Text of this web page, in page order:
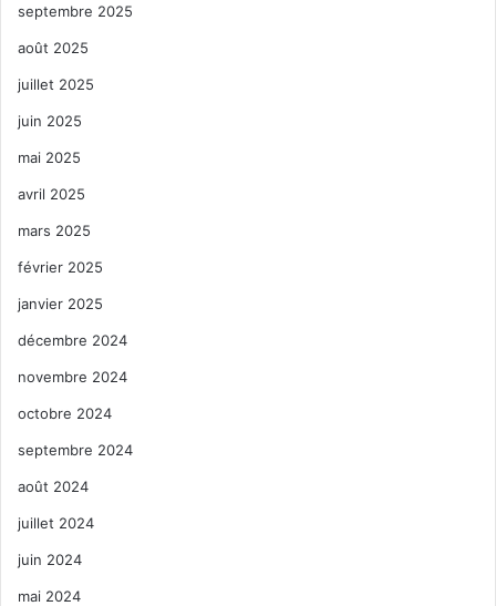
septembre 2025
août 2025
juillet 2025
juin 2025
mai 2025
avril 2025
mars 2025
février 2025
janvier 2025
décembre 2024
novembre 2024
octobre 2024
septembre 2024
août 2024
juillet 2024
juin 2024
mai 2024